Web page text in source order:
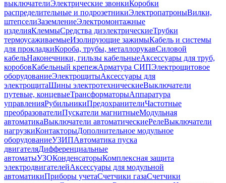
выключателиЭлектрические звонкиКоробки
распределительные и подрозетникиЭлектропатроныВилки,
штепселиЗаземлениеЭлектромонтажные
изделияКлеммыСредства диэлектрическиеТрубки
термоусаживаемыеИзолирующие зажимыКабель и системы
для прокладкиКороба, трубы, металлорукавСиловой
кабельНаконечники, гильзы кабельныеАксессуары для труб,
коробовКабельный крепежАрматура СИПЭлектрощитовое
оборудованиеЭлектрощитыАксессуары для
электрощитаШины электротехническиеВыключатели
путевые, концевыеТрансформаторыАппаратура
управленияРубильникиПредохранителиЧастотные
преобразователиПускатели магнитныеМодульная
автоматикаВыключатели автоматическиеРелеВыключатели
нагрузкиКонтакторыДополнительное модульное
оборудованиеУЗИПАвтоматика пуска
двигателяДифференциальные
автоматыУЗОКонденсаторыКомплексная защита
электродвигателейАксессуары для модульной
автоматикиПриборы учетаСчетчики газаСчетчики